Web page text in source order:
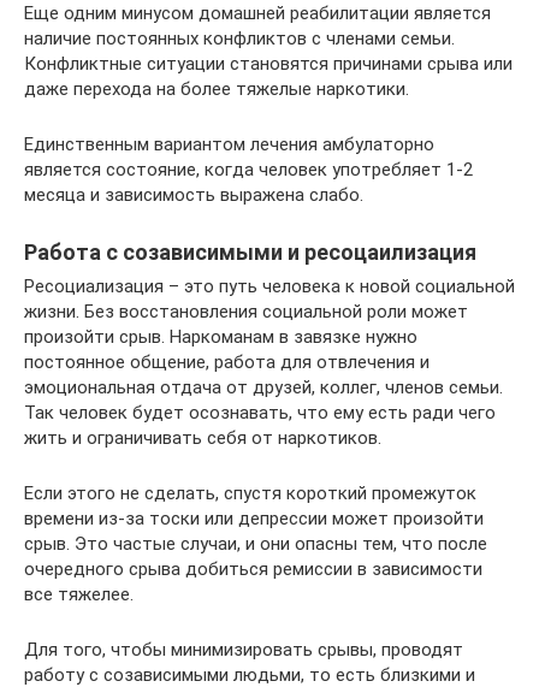
Еще одним минусом домашней реабилитации является
наличие постоянных конфликтов с членами семьи.
Конфликтные ситуации становятся причинами срыва или
даже перехода на более тяжелые наркотики.
Единственным вариантом лечения амбулаторно
является состояние, когда человек употребляет 1-2
месяца и зависимость выражена слабо.
Работа с созависимыми и ресоцаилизация
Ресоциализация – это путь человека к новой социальной
жизни. Без восстановления социальной роли может
произойти срыв. Наркоманам в завязке нужно
постоянное общение, работа для отвлечения и
эмоциональная отдача от друзей, коллег, членов семьи.
Так человек будет осознавать, что ему есть ради чего
жить и ограничивать себя от наркотиков.
Если этого не сделать, спустя короткий промежуток
времени из-за тоски или депрессии может произойти
срыв. Это частые случаи, и они опасны тем, что после
очередного срыва добиться ремиссии в зависимости
все тяжелее.
Для того, чтобы минимизировать срывы, проводят
работу с созависимыми людьми, то есть близкими и